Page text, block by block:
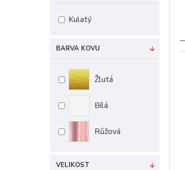
Kulatý
BARVA KOVU
Žlutá
Bílá
Růžová
VELIKOST